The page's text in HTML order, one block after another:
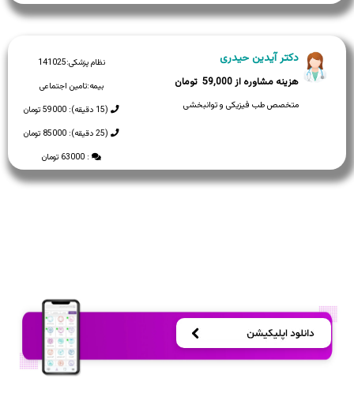
نظام پزشکی:141025
بیمه:تامین اجتماعی
(15 دقیقه): 59000 تومان
(25 دقیقه): 85000 تومان
: 63000 تومان
دکتر آیدین حیدری
59,000
متخصص طب فیزیکی و توانبخشی